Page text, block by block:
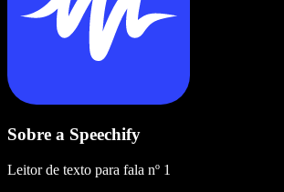
Sobre a Speechify
Leitor de texto para fala nº 1